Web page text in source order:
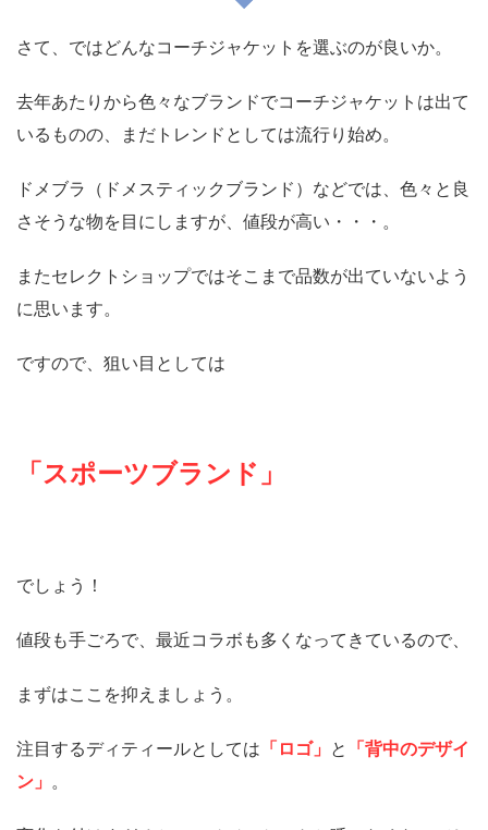
さて、ではどんなコーチジャケットを選ぶのが良いか。
去年あたりから色々なブランドでコーチジャケットは出て
いるものの、まだトレンドとしては流行り始め。
ドメブラ（ドメスティックブランド）などでは、色々と良
さそうな物を目にしますが、値段が高い・・・。
またセレクトショップではそこまで品数が出ていないよう
に思います。
ですので、狙い目としては
「スポーツブランド」
でしょう！
値段も手ごろで、最近コラボも多くなってきているので、
まずはここを抑えましょう。
注目するディティールとしては 「ロゴ」 と 「背中のデザイ
ン」 。